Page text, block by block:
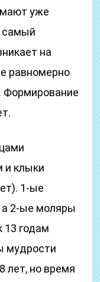
уже
самый
на
равномерно
и клыки
1-ые
а 2-ые моляры
13 годам
мудрости
лет, но время